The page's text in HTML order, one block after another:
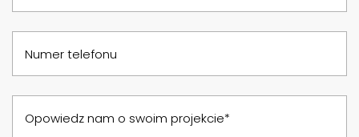
Numer telefonu
Opowiedz nam o swoim projekcie*